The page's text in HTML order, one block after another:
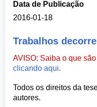
Data de Publicação
2016-01-18
Trabalhos
AVISO: Saiba o que
clicando aqui.
Todos os direitos da
autores.